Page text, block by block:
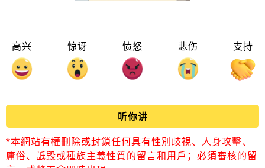
高兴 惊讶 愤怒 悲伤 支持
听你讲
*本網站有權刪除或封鎖任何具有性別歧視、人身攻擊、
庸俗、詆毀或種族主義性質的留言和用戶；必須審核的留